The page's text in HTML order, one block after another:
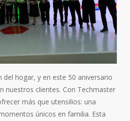
del hogar, y en este 50 aniversario
nuestros clientes. Con Techmaster
más que utensilios: una
únicos en familia. Esta